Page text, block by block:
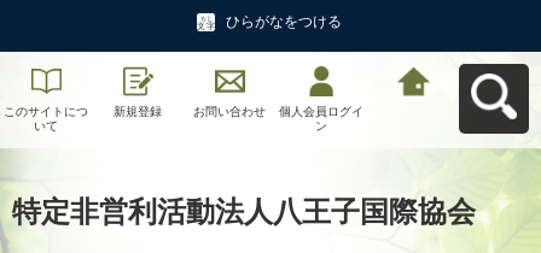
ひらがなをつける
このサイトにつ
いて
新規登録 お問い合わせ
個人会員ログイ
ン
特定非営利活動法人八王子国際協会